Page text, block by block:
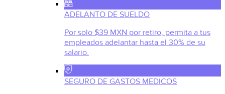
ADELANTO DE SUELDO
Por solo $39 MXN por retiro, permita a tus
empleados adelantar hasta el 30% de su
salario.
SEGURO DE GASTOS MEDICOS